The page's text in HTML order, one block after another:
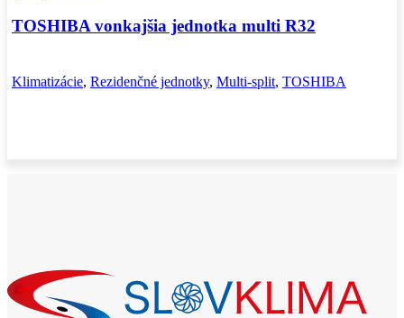
TOSHIBA vonkajšia jednotka multi R32
Klimatizácie, Rezidenčné jednotky, Multi-split, TOSHIBA